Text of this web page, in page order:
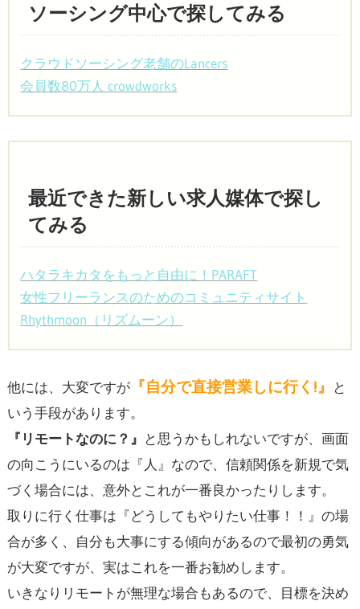
ソーシング中心で探してみる
クラウドソーシング老舗のLancers
会員数80万人 crowdworks
最近できた新しい求人媒体で探し
てみる
ハタラキカタをもっと自由に！PARAFT
女性フリーランスのためのコミュニティサイト
Rhythmoon（リズムーン）
他には、大変ですが『自分で直接営業しに行く!』
と
いう手段があります。
『リモートなのに？』 と思うかもしれないですが、画面
の向こうにいるのは『人』なので、信頼関係を新規で気
づく場合には、意外とこれが一番良かったりします。
取りに行く仕事は『どうしてもやりたい仕事！！』の場
合が多く、自分も大事にする傾向があるので最初の勇気
が大変ですが、実はこれを一番お勧めします。
いきなりリモートが無理な場合もあるので、目標を決め